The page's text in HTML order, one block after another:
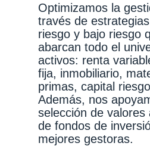
Optimizamos la
través de
riesgo y bajo riesgo
abarcan todo el
activos: renta
fija, inmobiliario,
primas, capital
Además, nos
selección de valores
de fondos de
mejores gestoras.